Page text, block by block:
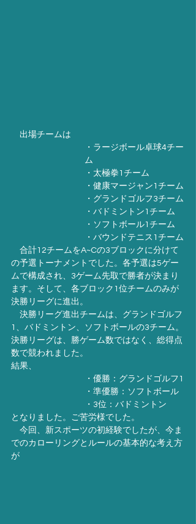
出場チームは
・ラージボール卓球4チー
ム
・太極拳1チーム
・健康マージャン1チーム
・グランドゴルフ3チーム
・バドミントン1チーム
・ソフトボール1チーム
・バウンドテニス1チーム
合計12チームをA~Cの3ブロックに分けて
の予選トーナメントでした。各予選は5ゲー
ムで構成され、3ゲーム先取で勝者が決まり
ます。そして、各ブロック1位チームのみが
決勝リーグに進出。
決勝リーグ進出チームは、グランドゴルフ
1、バドミントン、ソフトボールの3チーム。
決勝リーグは、勝ゲーム数ではなく、総得点
数で競われました。
結果、
・優勝：グランドゴルフ1
・準優勝：ソフトボール
・3位：バドミントン
となりました。ご苦労様でした。
今回、新スポーツの初経験でしたが、今ま
でのカローリングとルールの基本的な考え方
が